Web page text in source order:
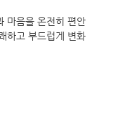
마음을 온전히 편안
하고 부드럽게 변화